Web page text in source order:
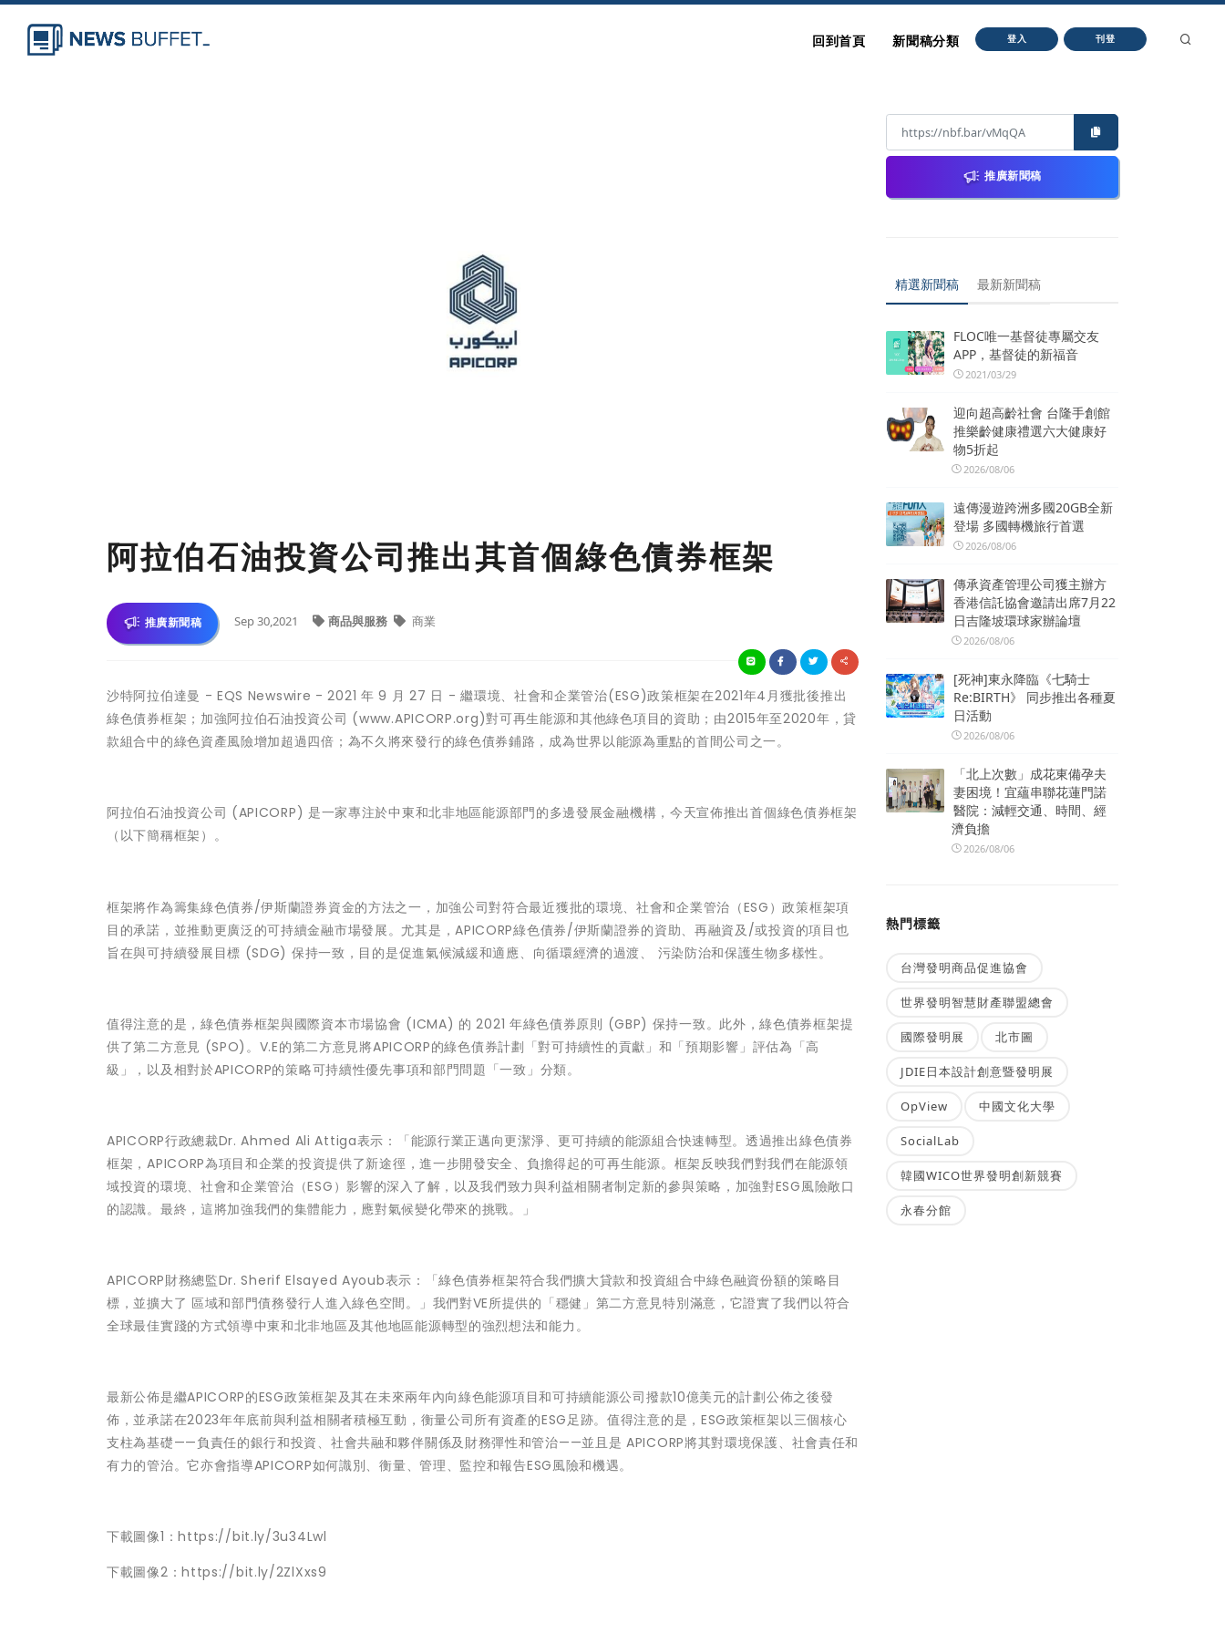
回到首頁 新聞稿分類 登入 刊登
阿拉伯石油投資公司推出其首個綠色債券框架
推廣新聞稿 Sep 30,2021 商品與服務 商業
沙特阿拉伯達曼 - EQS Newswire - 2021 年 9 月 27 日 - 繼環境、社會和企業管治(ESG)政策框架在2021年4月獲批後推出
綠色債券框架；加強阿拉伯石油投資公司 (www.APICORP.org)對可再生能源和其他綠色項目的資助；由2015年至2020年，貸
款組合中的綠色資產風險增加超過四倍；為不久將來發行的綠色債券鋪路，成為世界以能源為重點的首間公司之一。
阿拉伯石油投資公司 (APICORP) 是一家專注於中東和北非地區能源部門的多邊發展金融機構，今天宣佈推出首個綠色債券框架
（以下簡稱框架）。
框架將作為籌集綠色債券/伊斯蘭證券資金的方法之一，加強公司對符合最近獲批的環境、社會和企業管治（ESG）政策框架項
目的承諾，並推動更廣泛的可持續金融市場發展。尤其是，APICORP綠色債券/伊斯蘭證券的資助、再融資及/或投資的項目也
旨在與可持續發展目標 (SDG) 保持一致，目的是促進氣候減緩和適應、向循環經濟的過渡、 污染防治和保護生物多樣性。
值得注意的是，綠色債券框架與國際資本市場協會 (ICMA) 的 2021 年綠色債券原則 (GBP) 保持一致。此外，綠色債券框架提
供了第二方意見 (SPO)。V.E的第二方意見將APICORP的綠色債券計劃「對可持續性的貢獻」和「預期影響」評估為「高
級」，以及相對於APICORP的策略可持續性優先事項和部門問題「一致」分類。
APICORP行政總裁Dr. Ahmed Ali Attiga表示 ：「能源行業正邁向更潔淨、更可持續的能源組合快速轉型。透過推出綠色債券
框架，APICORP為項目和企業的投資提供了新途徑，進一步開發安全、負擔得起的可再生能源。框架反映我們對我們在能源領
域投資的環境、社會和企業管治（ESG）影響的深入了解，以及我們致力與利益相關者制定新的參與策略，加強對ESG風險敞口
的認識。最終，這將加強我們的集體能力，應對氣候變化帶來的挑戰。」
APICORP財務總監Dr. Sherif Elsayed Ayoub表示 ：「綠色債券框架符合我們擴大貸款和投資組合中綠色融資份額的策略目
標，並擴大了 區域和部門債務發行人進入綠色空間。」我們對VE所提供的「穩健」第二方意見特別滿意，它證實了我們以符合
全球最佳實踐的方式領導中東和北非地區及其他地區能源轉型的強烈想法和能力。
最新公佈是繼APICORP的ESG政策框架及其在未來兩年內向綠色能源項目和可持續能源公司撥款10億美元的計劃公佈之後發
佈，並承諾在2023年年底前與利益相關者積極互動，衡量公司所有資產的ESG足跡。值得注意的是，ESG政策框架以三個核心
支柱為基礎——負責任的銀行和投資、社會共融和夥伴關係及財務彈性和管治——並且是 APICORP將其對環境保護、社會責任和
有力的管治。它亦會指導APICORP如何識別、衡量、管理、監控和報告ESG風險和機遇。
下載圖像1：https://bit.ly/3u34Lwl
下載圖像2：https://bit.ly/2ZlXxs9
推廣新聞稿
精選新聞稿 最新新聞稿
FLOC唯一基督徒專屬交友
APP，基督徒的新福音
2021/03/29
迎向超高齡社會 台隆手創館
推樂齡健康禮選六大健康好
物5折起
2026/08/06
遠傳漫遊跨洲多國20GB全新
登場 多國轉機旅行首選
2026/08/06
傳承資產管理公司獲主辦方
香港信託協會邀請出席7月22
日吉隆坡環球家辦論壇
2026/08/06
[死神]東永降臨《七騎士
Re:BIRTH》 同步推出各種夏
日活動
2026/08/06
「北上次數」成花東備孕夫
妻困境！宜蘊串聯花蓮門諾
醫院：減輕交通、時間、經
濟負擔
2026/08/06
熱門標籤
台灣發明商品促進協會
世界發明智慧財產聯盟總會
國際發明展 北市圖
JDIE日本設計創意暨發明展
OpView 中國文化大學
SocialLab
韓國WICO世界發明創新競賽
永春分館